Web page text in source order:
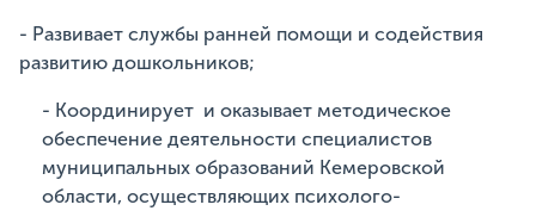
- Развивает службы ранней помощи и содействия
развитию дошкольников;
- Координирует и оказывает методическое
обеспечение деятельности специалистов
муниципальных образований Кемеровской
области, осуществляющих психолого-